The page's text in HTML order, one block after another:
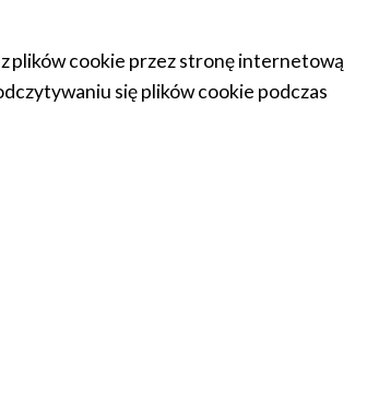
plików cookie przez stronę internetową
się plików cookie podczas